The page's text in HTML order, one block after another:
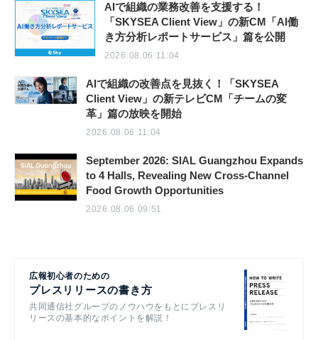
AIで組織の業務改善を支援する！
「SKYSEA Client View」の新CM「AI働
き方分析レポートサービス」篇を公開
2026.08.06 11:04
AIで組織の改善点を見抜く！「SKYSEA
Client View」の新テレビCM「チームの変
革」篇の放映を開始
2026.08.06 11:04
September 2026: SIAL Guangzhou Expands
to 4 Halls, Revealing New Cross-Channel
Food Growth Opportunities
2026.08.06 09:51
広報初心者のための
プレスリリースの書き方
共同通信社グループのノウハウをもとにプレスリ
リースの基本的なポイントを解説！